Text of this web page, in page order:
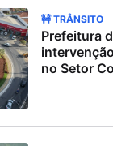
🚧 TRÂNSITO
Prefeitura
no Setor